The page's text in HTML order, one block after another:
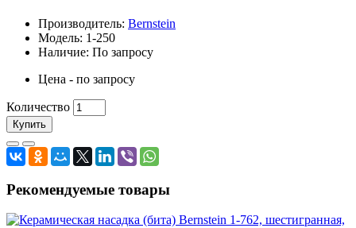
Производитель: Bernstein
Модель: 1-250
Наличие: По запросу
Цена - по запросу
Количество
Купить
Рекомендуемые товары